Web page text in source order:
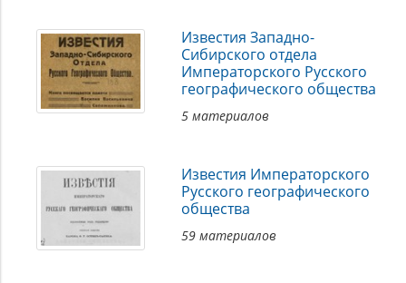
Известия Западно-
Сибирского отдела
Императорского Русского
географического общества
5 материалов
Известия Императорского
Русского географического
общества
59 материалов